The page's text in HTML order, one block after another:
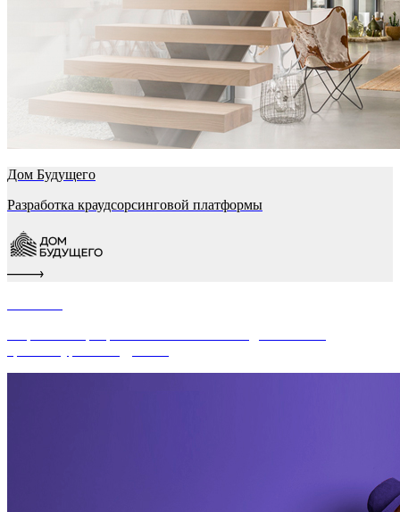
Дом Будущего
Разработка краудсорсинговой платформы